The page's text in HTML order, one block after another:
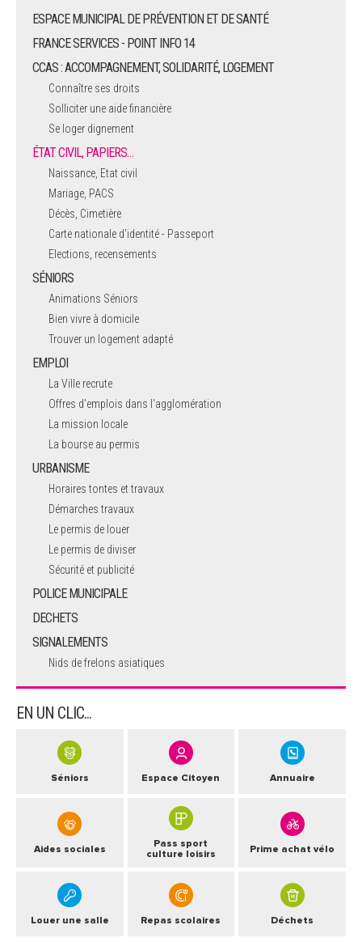
ESPACE MUNICIPAL DE PRÉVENTION ET DE SANTÉ
FRANCE SERVICES - POINT INFO 14
CCAS : ACCOMPAGNEMENT, SOLIDARITÉ, LOGEMENT
Connaître ses droits
Solliciter une aide financière
Se loger dignement
ÉTAT CIVIL, PAPIERS…
Naissance, Etat civil
Mariage, PACS
Décès, Cimetière
Carte nationale d'identité - Passeport
Elections, recensements
SÉNIORS
Animations Séniors
Bien vivre à domicile
Trouver un logement adapté
EMPLOI
La Ville recrute
Offres d'emplois dans l'agglomération
La mission locale
La bourse au permis
URBANISME
Horaires tontes et travaux
Démarches travaux
Le permis de louer
Le permis de diviser
Sécurité et publicité
POLICE MUNICIPALE
DECHETS
SIGNALEMENTS
Nids de frelons asiatiques
EN UN CLIC...
Séniors Espace Citoyen Annuaire
Aides sociales
Pass sport
culture loisirs
Prime achat vélo
Louer une salle Repas scolaires Déchets